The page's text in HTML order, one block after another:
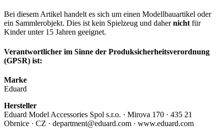
Bei diesem Artikel handelt es sich um einen Modellbauartikel oder
ein Sammlerobjekt. Dies ist kein Spielzeug und dahernicht für
Kinder unter 15 Jahren geeignet.
Verantwortlicher im Sinne der Produksicherheitsverordnung
(GPSR) ist:
Marke
Eduard
Hersteller
Eduard Model Accessories Spol s.r.o. · Mirova 170 · 435 21
Obrnice · CZ · department@eduard.com · www.eduard.com